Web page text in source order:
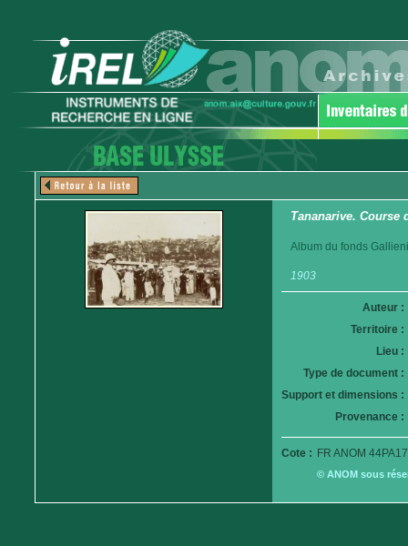
Tananarive. Course
Album du fonds
1903
Auteur :
Territoire :
Lieu :
Type de document :
Support et dimensions :
Provenance :
Cote : FR ANOM
© ANOM sous